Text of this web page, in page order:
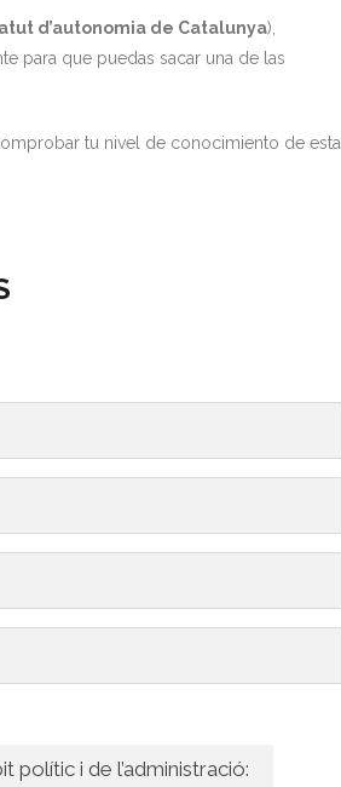
d’autonomia de Catalunya),
para que puedas sacar una de las
tu nivel de conocimiento de esta
polític i de l’administració: